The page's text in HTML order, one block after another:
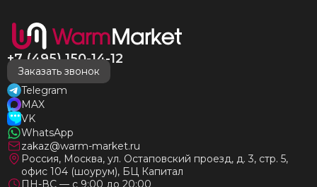
+7 (495) 150-14-12
Заказать звонок
Telegram
MAX
VK
WhatsApp
zakaz@warm-market.ru
Россия, Москва, ул. Остаповский проезд, д. 3, стр. 5,
офис 104 (шоурум), БЦ Капитал
ПН-ВС — с 9:00 до 20:00